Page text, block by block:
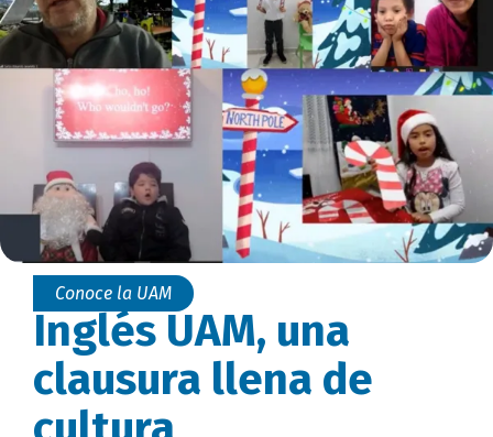
Conoce la UAM
Inglés UAM, una
clausura llena de